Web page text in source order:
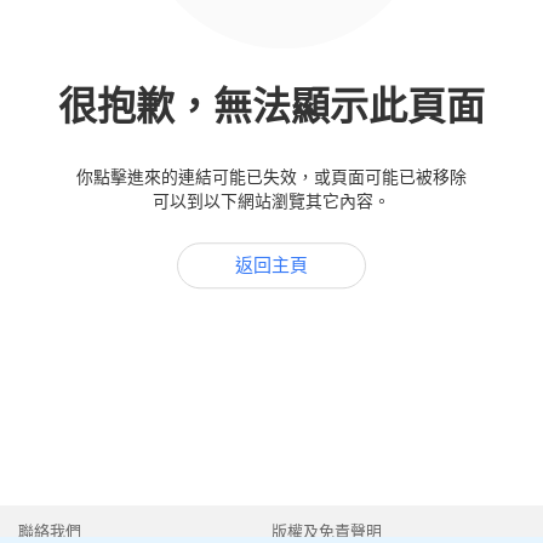
很抱歉，無法顯示此頁面
你點擊進來的連結可能已失效，或頁面可能已被移除
可以到以下網站瀏覽其它內容。
返回主頁
聯絡我們 版權及免責聲明